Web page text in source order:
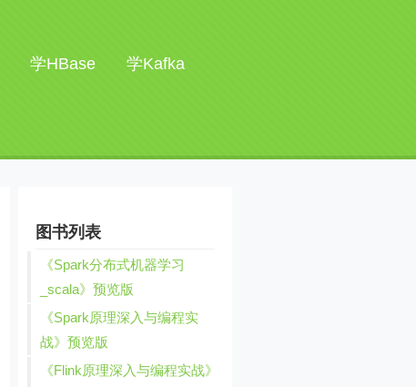
学HBase 学Kafka
图书列表
《Spark分布式机器学习
_scala》预览版
《Spark原理深入与编程实
战》预览版
《Flink原理深入与编程实战》